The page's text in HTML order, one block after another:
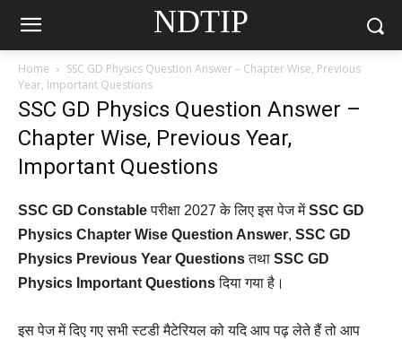
NDTIP
Home
SSC GD Physics Question Answer – Chapter Wise, Previous
Year, Important Questions
SSC GD Physics Question Answer –
Chapter Wise, Previous Year,
Important Questions
SSC GD Constableपरीक्षा 2027 के लिए इस पेज मेंSSC GD
Physics Chapter Wise Question Answer, SSC GD
Physics Previous Year Questionsतथा SSC GD
Physics Important Questionsदिया गया है।
इस पेज में दिए गए सभी स्टडी मैटेरियल को यदि आप पढ़ लेते हैं तो आप